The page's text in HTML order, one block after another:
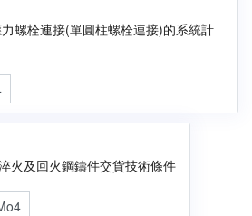
螺栓連接(單圓柱螺栓連接)的系統計
火及回火鋼鑄件交貨技術條件